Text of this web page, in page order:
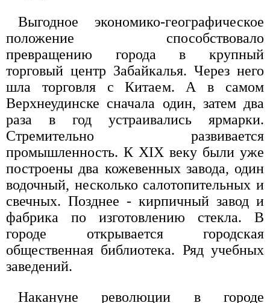
Выгодное экономико-географическое
положение способствовало
превращению города в крупный
торговый центр Забайкалья. Через него
шла торговля с Китаем. А в самом
Верхнеудинске сначала один, затем два
раза в год устраивались ярмарки.
Стремительно развивается
промышленность. К XIX веку были уже
построены два кожевенных завода, один
водочный, несколько салотопительных и
свечных. Позднее - кирпичный завод и
фабрика по изготовлению стекла. В
городе открывается городская
общественная библиотека. Ряд учебных
заведений.
Накануне революции в городе